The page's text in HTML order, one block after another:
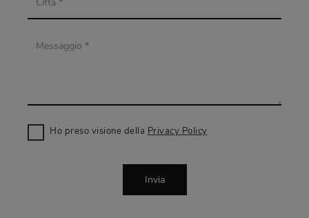
Ho preso visione della Privacy Policy
Invia